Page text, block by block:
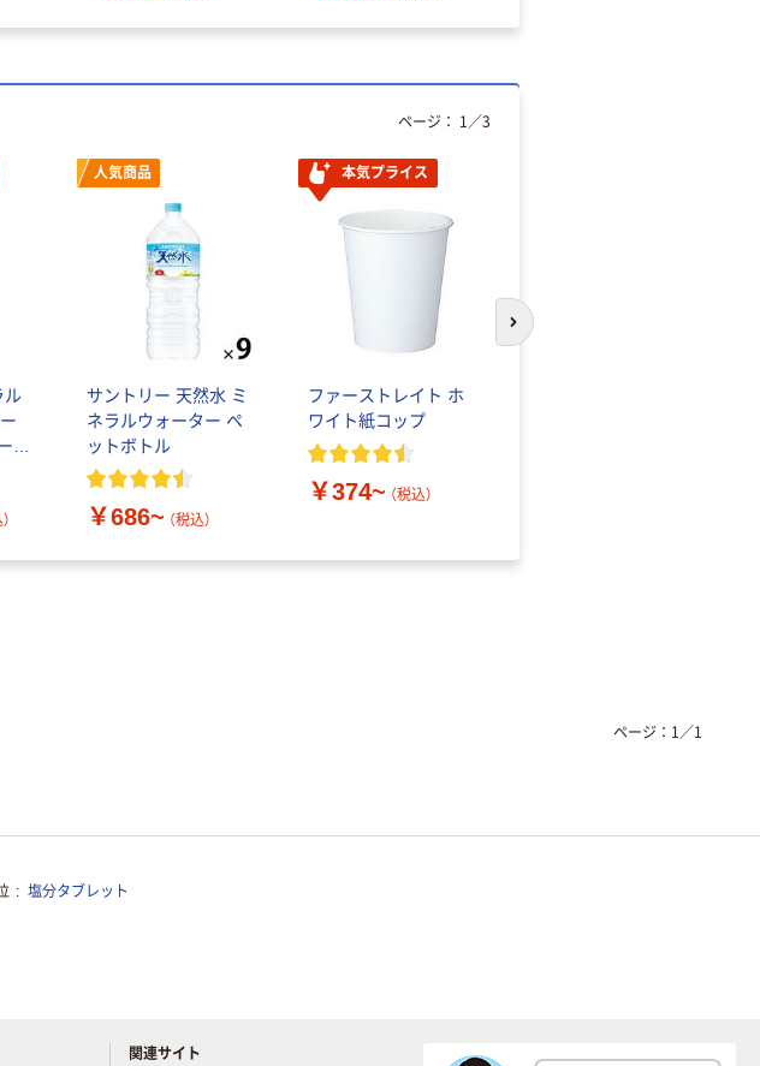
ル
ル
人気商品
サントリー 天然水 ミ
ネラルウォーター ペ
ットボトル
￥686~ （税込）
本気プライス
ファーストレイト ホ
ワイト紙コップ
￥374~ （税込）
ページ： 1 ／3
次のスライドへ
ページ： 1 ／1
塩分タブレット
関連サイト